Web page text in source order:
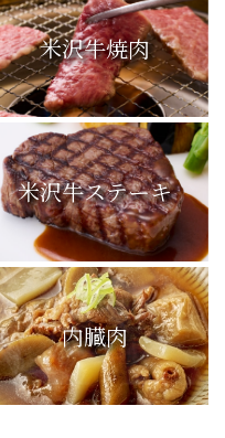
米沢牛焼肉
米沢牛ステーキ
内臓肉